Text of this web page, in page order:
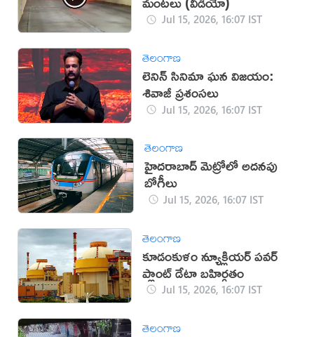
Jul 15, 2026, 16:07 IST
తెలంగాణ
లెనిన్ సినిమా ఘన విజయం:
శివాజీ ప్రశంసలు
Jul 15, 2026, 16:07 IST
తెలంగాణ
హైదరాబాద్ మెట్రోలో అదనపు
బోగీలు
Jul 15, 2026, 16:07 IST
తెలంగాణ
కూడంకుళం న్యూక్లియర్ పవర్
ప్లాంట్ డేటా బహిర్గతం
Jul 15, 2026, 16:07 IST
తెలంగాణ